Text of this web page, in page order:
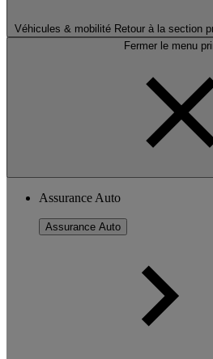
Véhicules & mobilité Retour à la section
Fermer le menu
Assurance Auto
Assurance Auto